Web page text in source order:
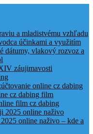
a mladistvému vzhľadu
účinkami a využitím
dátumy, vlakový rozvoz a
záujimavosti
online cz dabing
cz dabing film
film cz dabing
2025 online naživo
online naživo – kde a